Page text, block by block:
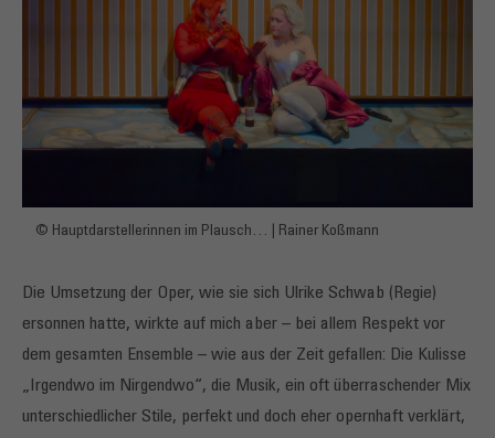
© Hauptdarstellerinnen im Plausch… | Rainer Koßmann
Die Umsetzung der Oper, wie sie sich Ulrike Schwab (Regie)
ersonnen hatte, wirkte auf mich aber – bei allem Respekt vor
dem gesamten Ensemble – wie aus der Zeit gefallen: Die Kulisse
„Irgendwo im Nirgendwo“, die Musik, ein oft überraschender Mix
unterschiedlicher Stile, perfekt und doch eher opernhaft verklärt,